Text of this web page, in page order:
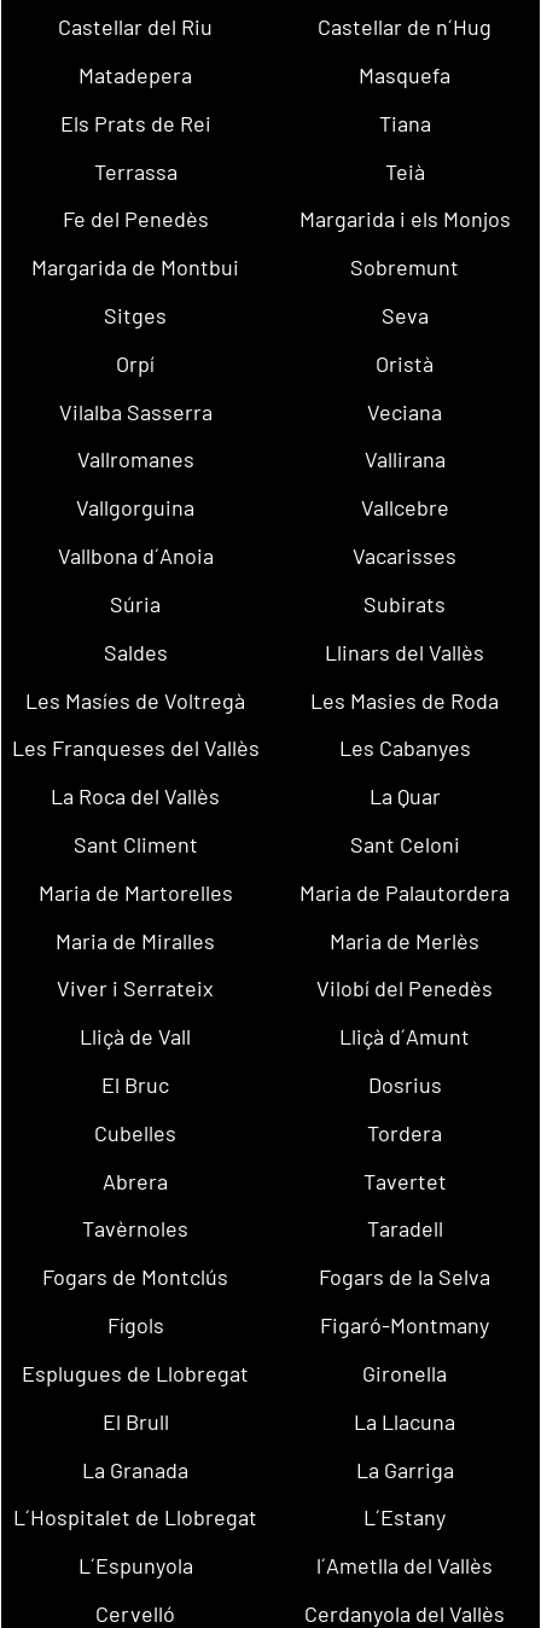
Castellar del Riu
Castellar de n´Hug
Matadepera
Masquefa
Els Prats de Rei
Tiana
Terrassa
Teià
Fe del Penedès
Margarida i els Monjos
Margarida de Montbui
Sobremunt
Sitges
Seva
Orpí
Oristà
Vilalba Sasserra
Veciana
Vallromanes
Vallirana
Vallgorguina
Vallcebre
Vallbona d´Anoia
Vacarisses
Súria
Subirats
Saldes
Llinars del Vallès
Les Masíes de Voltregà
Les Masies de Roda
Les Franqueses del Vallès
Les Cabanyes
La Roca del Vallès
La Quar
Sant Climent
Sant Celoni
Maria de Martorelles
Maria de Palautordera
Maria de Miralles
Maria de Merlès
Viver i Serrateix
Vilobí del Penedès
Lliçà de Vall
Lliçà d´Amunt
El Bruc
Dosrius
Cubelles
Tordera
Abrera
Tavertet
Tavèrnoles
Taradell
Fogars de Montclús
Fogars de la Selva
Fígols
Figaró-Montmany
Esplugues de Llobregat
Gironella
El Brull
La Llacuna
La Granada
La Garriga
L´Hospitalet de Llobregat
L´Estany
L´Espunyola
l´Ametlla del Vallès
Cervelló
Cerdanyola del Vallès